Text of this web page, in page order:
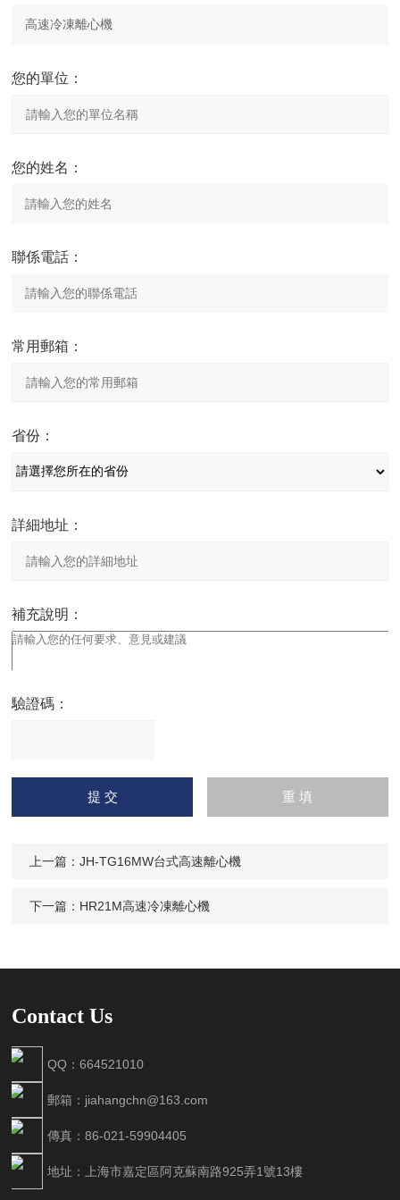
您的單位：
您的姓名：
聯係電話：
常用郵箱：
省份：
詳細地址：
補充說明：
驗證碼：
請
輸入計算結果（填寫阿拉
伯數字），如：三加四=7
上一篇：JH-TG16MW台式高速離心機
下一篇： HR21M高速冷凍離心機
Contact Us
QQ：664521010
郵箱：jiahangchn@163.com
傳真：86-021-59904405
地址：上海市嘉定區阿克蘇南路925弄1號13樓